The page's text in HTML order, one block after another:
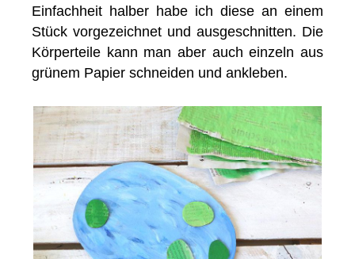
Einfachheit halber habe ich diese an einem
Stück vorgezeichnet und ausgeschnitten. Die
Körperteile kann man aber auch einzeln aus
grünem Papier schneiden und ankleben.